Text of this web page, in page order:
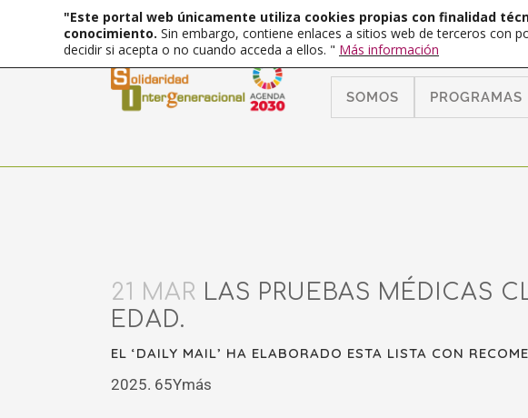
SOMOS PROGRAMAS
21 MAR LAS PRUEBAS MÉDICAS
EDAD.
EL ‘DAILY MAIL’ HA ELABORADO ESTA LISTA CON
2025. 65Ymás
"Este portal web únicamente utiliza cookies propias con finalidad
conocimiento. Sin embargo, contiene enlaces a sitios web de terceros con
decidir si acepta o no cuando acceda a ellos. " Más información